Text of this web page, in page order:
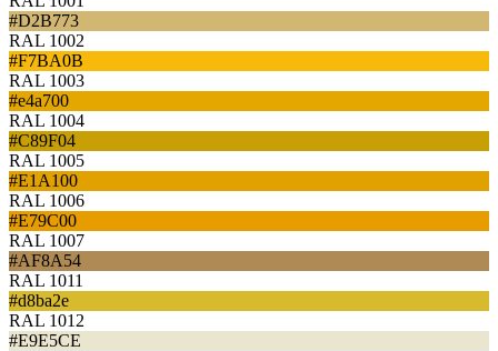
#D2B773
RAL 1002
#F7BA0B
RAL 1003
#e4a700
RAL 1004
#C89F04
RAL 1005
#E1A100
RAL 1006
#E79C00
RAL 1007
#AF8A54
RAL 1011
#d8ba2e
RAL 1012
#E9E5CE